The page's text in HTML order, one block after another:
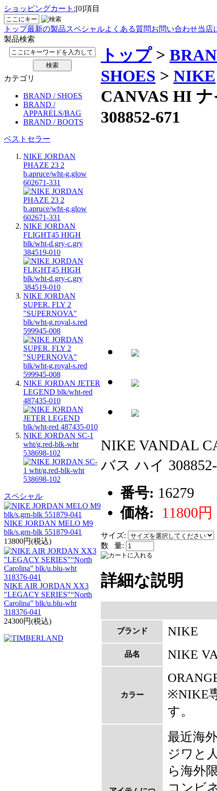
ショッピングカート:[0]項目
トップ最新の製品スペシャルよくある質問お問い合わせ当店
製品検索
カテゴリ
BRAND / SHOES
BRAND /
APPARELS/BAG
BRAND / BOOTS
ベストセラー
NIKE JORDAN
PHAZE 23 2
b.apruce/wht-g.glow
602671-331
NIKE JORDAN
FLIGHT45 HIGH
blk/wht-d.gry-c.gry
384519-010
NIKE JORDAN
SUPER. FLY 2
"SUPERNOVA"
blk/wht-g.royal-s.red
599945-008
NIKE JORDAN JETER
LEGEND blk/wht-red
487435-010
NIKE JORDAN SC-1
wht/g.red-blk-wht
538698-102
スペシャル
NIKE JORDAN MELO M9
blk/s.grn-blk 551879-041
13800円(税込)
NIKE AIR JORDAN XX3
"LEGACY SERIES"“North
Carolina” blk/u.blu-wht
318376-041
24300円(税込)
トップ>
SHOES > NIKE
CANVAS HI
308852-671
NIKE VANDAL
バス ハイ
番号: 16279
価格: 11800円
サイズ:
数 量:
詳細な説明
ブランド NIKE
品名 NIKE
カラー
※NIKE
す。
最近海
ジワと
ら海外
コンビ